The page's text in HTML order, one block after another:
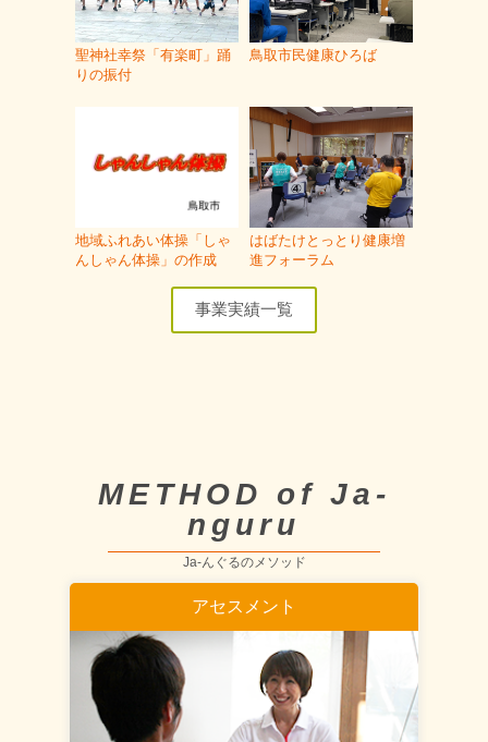
聖神社幸祭「有楽町」踊
りの振付
鳥取市民健康ひろば
地域ふれあい体操「しゃ
んしゃん体操」の作成
はばたけとっとり健康増
進フォーラム
事業実績一覧
METHOD of Ja-
nguru
Ja-んぐるのメソッド
アセスメント